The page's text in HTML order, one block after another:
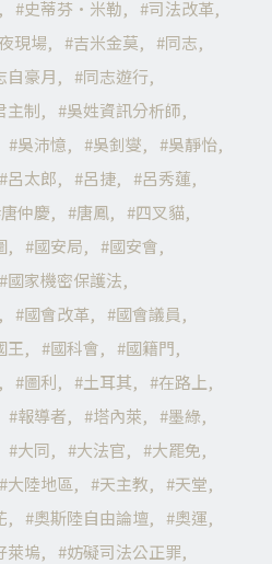
史蒂芬·米勒
司法改革
現場 吉米金莫
同志
自豪月
同志遊行
主制
吳姓資訊分析師
吳沛憶 吳釗燮
吳靜怡
呂太郎 呂捷
呂秀蓮
唐仲慶 唐鳳
四叉貓
國安局
國安會
國家機密保護法
國會改革
國會議員
王 國科會
國籍門
圖利 土耳其
在路上
報導者 塔內萊
墨綠
大同 大法官
大罷免
大陸地區 天主教
天堂
奧斯陸自由論壇
奧運
萊塢
妨礙司法公正罪